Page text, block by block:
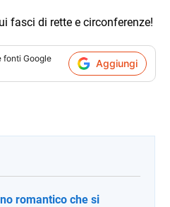
fasci di rette e circonferenze!
fonti Google
Aggiungi
romantico che si